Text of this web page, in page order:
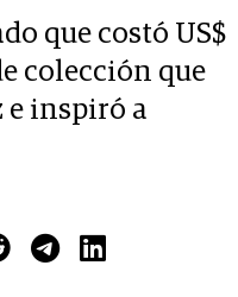
que costó US$
colección que
e inspiró a